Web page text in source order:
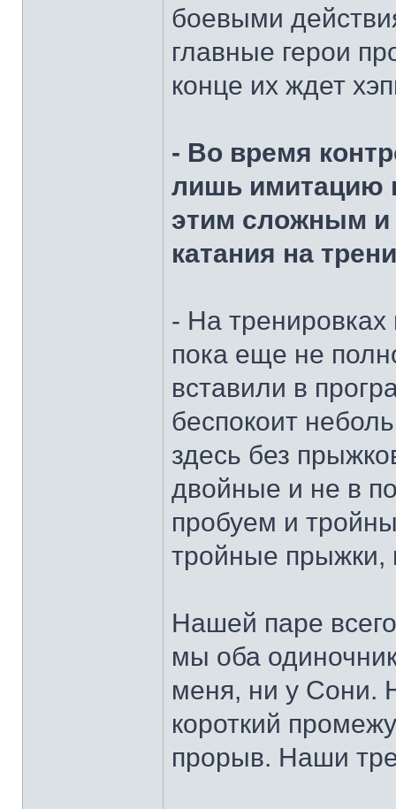
боевыми
главные герои
конце их ждет
- Во время
лишь имитацию
этим сложным и
катания на
- На
пока еще не
вставили в
беспокоит
здесь без
двойные и не в
пробуем и
тройные прыжки,
Нашей паре
мы оба
меня, ни у Сони.
короткий
прорыв. Наши